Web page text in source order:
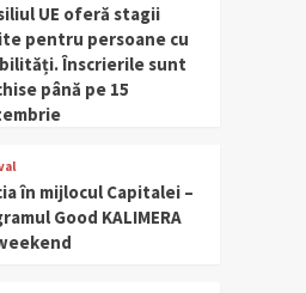
UE oferă stagii
pentru persoane cu
Înscrierile sunt
până pe 15
în mijlocul Capitalei –
Good KALIMERA